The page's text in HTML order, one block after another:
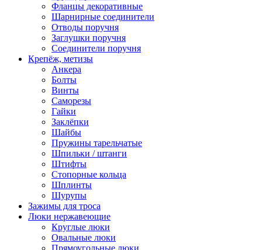
Фланцы декоративные
Шарнирные соединители
Отводы поручня
Заглушки поручня
Соединители поручня
Крепёж, метизы
Анкера
Болты
Винты
Саморезы
Гайки
Заклёпки
Шайбы
Пружины тарельчатые
Шпильки / штанги
Штифты
Стопорные кольца
Шплинты
Шурупы
Зажимы для троса
Люки нержавеющие
Круглые люки
Овальные люки
Прямоугольные люки